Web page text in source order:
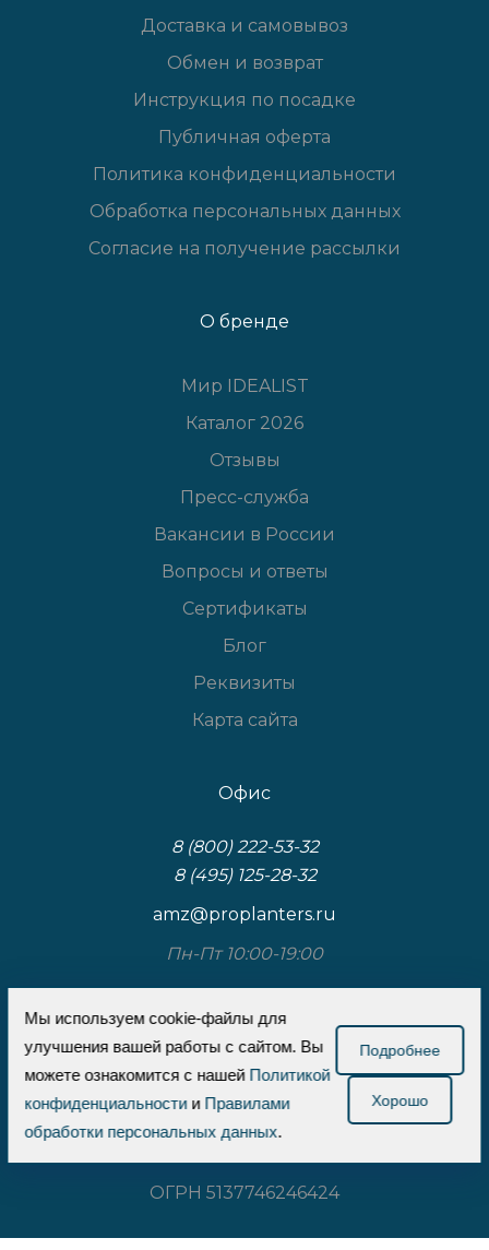
Доставка и самовывоз
Обмен и возврат
Инструкция по посадке
Публичная оферта
Политика конфиденциальности
Обработка персональных данных
Согласие на получение рассылки
О бренде
Мир IDEALIST
Каталог 2026
Отзывы
Пресс-служба
Вакансии в России
Вопросы и ответы
Сертификаты
Блог
Реквизиты
Карта сайта
Офис
8 (800) 222-53-32
8 (495) 125-28-32
amz@proplanters.ru
Пн-Пт 10:00-19:00
117587, Москва, Варшавское шоссе, д.125, к.3,
стр.1
ООО «Проплантерс»
ИНН 7726737710
ОГРН 5137746246424
Мы используем cookie-файлы для
улучшения вашей работы с сайтом. Вы
можете ознакомится с нашей Политикой
конфиденциальностии Правилами
обработки персональных данных.
Подробнее
Хорошо